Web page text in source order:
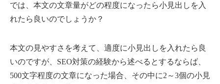
では、本文の文章量がどの程度になったら小見出しを入
れたら良いのでしょうか？
本文の見やすさを考えて、適度に小見出しを入れたら良
いのですが、SEO対策の経験から述べるとするならば、
500文字程度の文章になった場合、その中に2～3個の小見